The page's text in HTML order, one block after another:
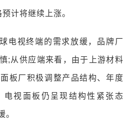
计将继续上涨。
电视终端的需求放缓，品牌厂
;从供应端来看，由于上游材料
板厂积极调整产品结构、年度
电视面板仍呈现结构性紧张态
。